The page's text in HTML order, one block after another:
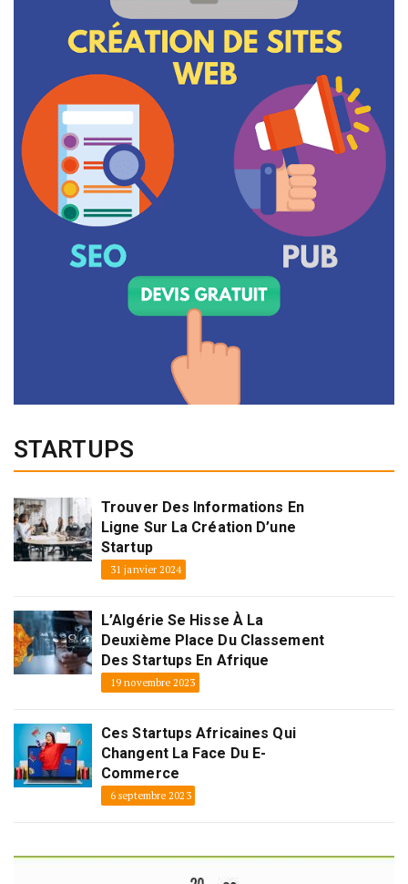
STARTUPS
Trouver Des Informations En
Ligne Sur La Création D’une
Startup
31 janvier 2024
L’Algérie Se Hisse À La
Deuxième Place Du Classement
Des Startups En Afrique
19 novembre 2023
Ces Startups Africaines Qui
Changent La Face Du E-
Commerce
6 septembre 2023